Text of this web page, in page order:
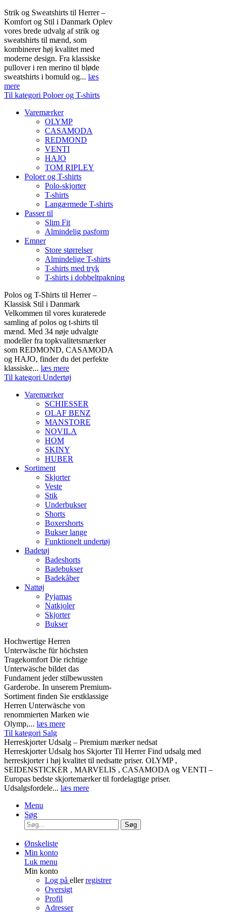
Strik og Sweatshirts til Herrer –
Komfort og Stil i Danmark Oplev
vores brede udvalg af strik og
sweatshirts til mænd, som
kombinerer høj kvalitet med
moderne design. Fra klassiske
pullover i ren merino til bløde
sweatshirts i bomuld og... læs
mere
Til kategori Poloer og T-shirts
Varemærker
OLYMP
CASAMODA
REDMOND
VENTI
HAJO
TOM RIPLEY
Poloer og T-shirts
Polo-skjorter
T-shirts
Langærmede T-shirts
Passer til
Slim Fit
Almindelig pasform
Emner
Store størrelser
Almindelige T-shirts
T-shirts med tryk
T-shirts i dobbeltpakning
Polos og T-Shirts til Herrer –
Klassisk Stil i Danmark
Velkommen til vores kuraterede
samling af polos og t-shirts til
mænd. Med 34 nøje udvalgte
modeller fra topkvalitetsmærker
som REDMOND, CASAMODA
og HAJO, finder du det perfekte
klassiske... læs mere
Til kategori Undertøj
Varemærker
SCHIESSER
OLAF BENZ
MANSTORE
NOVILA
HOM
SKINY
HUBER
Sortiment
Skjorter
Veste
Stik
Underbukser
Shorts
Boxershorts
Bukser lange
Funktionelt undertøj
Badetøj
Badeshorts
Badebukser
Badekåber
Nattøj
Pyjamas
Natkjoler
Skjorter
Bukser
Hochwertige Herren
Unterwäsche für höchsten
Tragekomfort Die richtige
Unterwäsche bildet das
Fundament jeder stilbewussten
Garderobe. In unserem Premium-
Sortiment finden Sie erstklassige
Herren Unterwäsche von
renommierten Marken wie
Olymp,... læs mere
Til kategori Salg
Herreskjorter Udsalg – Premium mærker nedsat
Herreskjorter Udsalg hos Skjorter Til Herrer Find udsalg med
herreskjorter i høj kvalitet til nedsatte priser. OLYMP ,
SEIDENSTICKER , MARVELIS , CASAMODA og VENTI –
Europas bedste skjortemærker til fordelagtige priser.
Udsalgsfordele... læs mere
Menu
Søg
Søg
Ønskeliste
Min konto
Luk menu
Min konto
Log på ellerregistrer
Oversigt
Profil
Adresser